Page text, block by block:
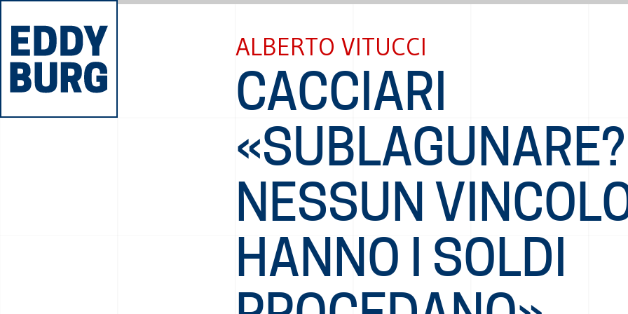
ALBERTO VITUCCI
CACCIARI
«SUBLAGUNARE?
NESSUN
HANNO I SOLDI